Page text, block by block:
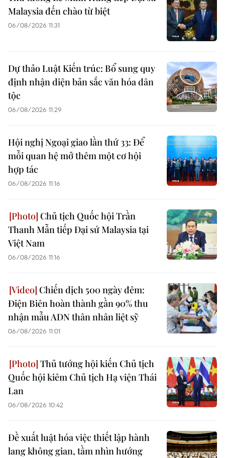
Malaysia đến chào từ biệt
06/08/2026 11:31
Dự thảo Luật Kiến trúc: Bổ sung quy
định nhận diện bản sắc văn hóa dân
tộc
06/08/2026 11:29
Hội nghị Ngoại giao lần thứ 33: Để
mỗi quan hệ mở thêm một cơ hội
hợp tác
06/08/2026 11:16
Chủ tịch Quốc hội Trần
Thanh Mẫn tiếp Đại sứ Malaysia tại
Việt Nam
06/08/2026 11:16
Chiến dịch 500 ngày đêm:
Điện Biên hoàn thành gần 90% thu
nhận mẫu ADN thân nhân liệt sỹ
06/08/2026 11:01
Thủ tướng hội kiến Chủ tịch
Quốc hội kiêm Chủ tịch Hạ viện Thái
Lan
06/08/2026 10:42
Đề xuất luật hóa việc thiết lập hành
lang không gian, tầm nhìn hướng